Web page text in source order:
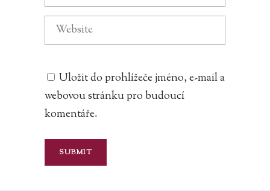
Uložit do prohlížeče jméno, e-mail a
webovou stránku pro budoucí
komentáře.